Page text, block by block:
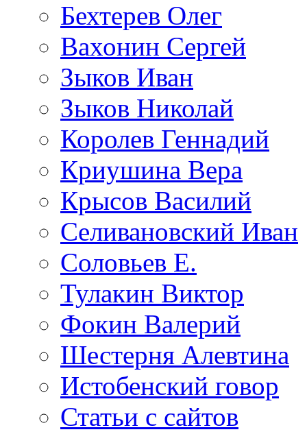
Бехтерев Олег
Вахонин Сергей
Зыков Иван
Зыков Николай
Королев Геннадий
Криушина Вера
Крысов Василий
Селивановский Иван
Соловьев Е.
Тулакин Виктор
Фокин Валерий
Шестерня Алевтина
Истобенский говор
Статьи с сайтов